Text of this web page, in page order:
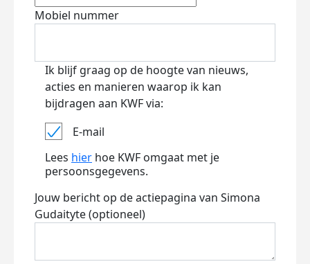
Mobiel nummer
Ik blijf graag op de hoogte van nieuws,
acties en manieren waarop ik kan
bijdragen aan KWF via:
E-mail
Lees hier hoe KWF omgaat met je
persoonsgegevens.
Jouw bericht op de actiepagina van Simona
Gudaityte (optioneel)